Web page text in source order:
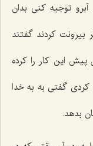
توجیه کنی بدان
کردند گفتند
این کار را کرده
کردی گفتی به به خدا
بدهد.